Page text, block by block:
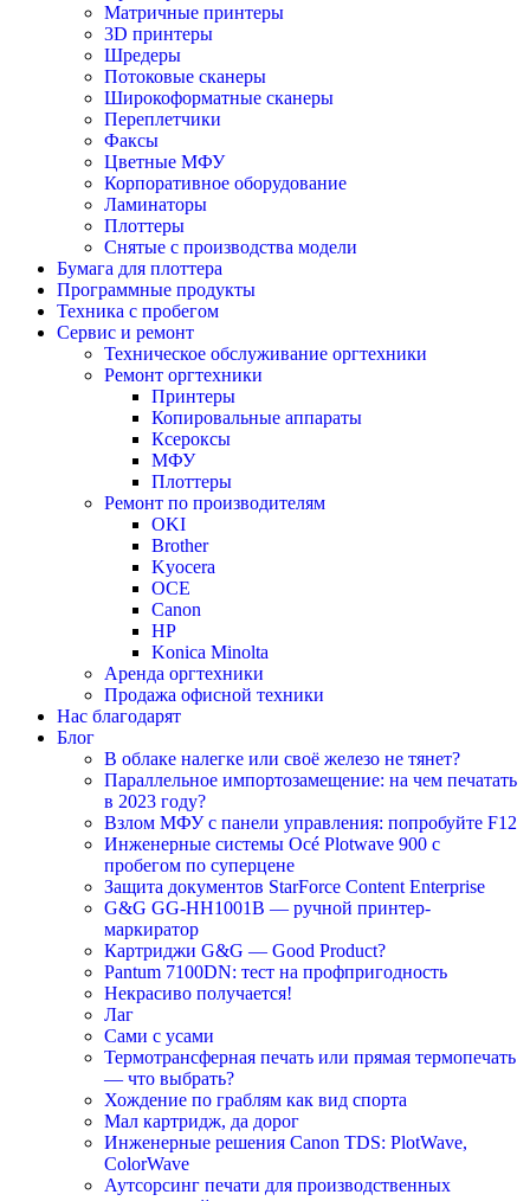
Матричные принтеры
3D принтеры
Шредеры
Потоковые сканеры
Широкоформатные сканеры
Переплетчики
Факсы
Цветные МФУ
Корпоративное оборудование
Ламинаторы
Плоттеры
Снятые с производства модели
Бумага для плоттера
Программные продукты
Техника с пробегом
Сервис и ремонт
Техническое обслуживание оргтехники
Ремонт оргтехники
Принтеры
Копировальные аппараты
Ксероксы
МФУ
Плоттеры
Ремонт по производителям
OKI
Brother
Kyocera
OCE
Canon
HP
Konica Minolta
Аренда оргтехники
Продажа офисной техники
Нас благодарят
Блог
В облаке налегке или своё железо не тянет?
Параллельное импортозамещение: на чем печатать
в 2023 году?
Взлом МФУ с панели управления: попробуйте F12
Инженерные системы Océ Plotwave 900 с
пробегом по суперцене
Защита документов StarForce Content Enterprise
G&G GG-HH1001B — ручной принтер-
маркиратор
Картриджи G&G — Good Product?
Pantum 7100DN: тест на профпригодность
Некрасиво получается!
Лаг
Сами с усами
Термотрансферная печать или прямая термопечать
— что выбрать?
Хождение по граблям как вид спорта
Мал картридж, да дорог
Инженерные решения Canon TDS: PlotWave,
ColorWave
Аутсорсинг печати для производственных